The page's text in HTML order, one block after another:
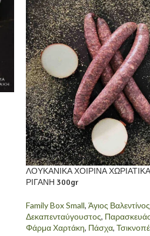
ΛΟΥΚΑΝΙΚΑ ΧΟΙΡΙΝΑ
ΡΙΓΑΝΗ 300gr
Family Box Small, Άγιος Βαλεντίνος
Δεκαπενταύγουστος,
Φάρμα Χαρτάκη, Πάσχα,